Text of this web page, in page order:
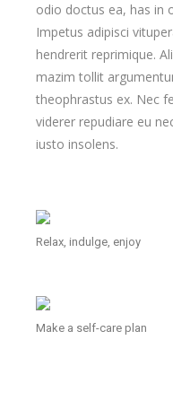
odio doctus ea, has in
Impetus adipisci
hendrerit reprimique.
mazim tollit
theophrastus ex. Nec
viderer repudiare eu
iusto insolens.
Relax, indulge, enjoy
Make a self-care plan